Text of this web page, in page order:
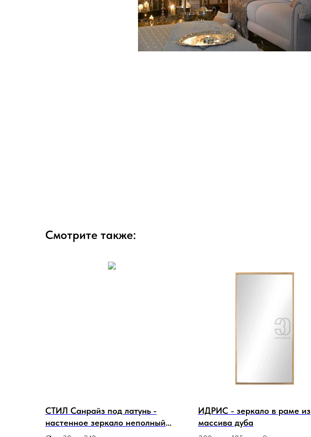
Смотрите также:
СТИЛ Санрайз под латунь -
настенное зеркало неполный
круг в стальной раме
ИДРИС - зеркало в раме из
массива дуба